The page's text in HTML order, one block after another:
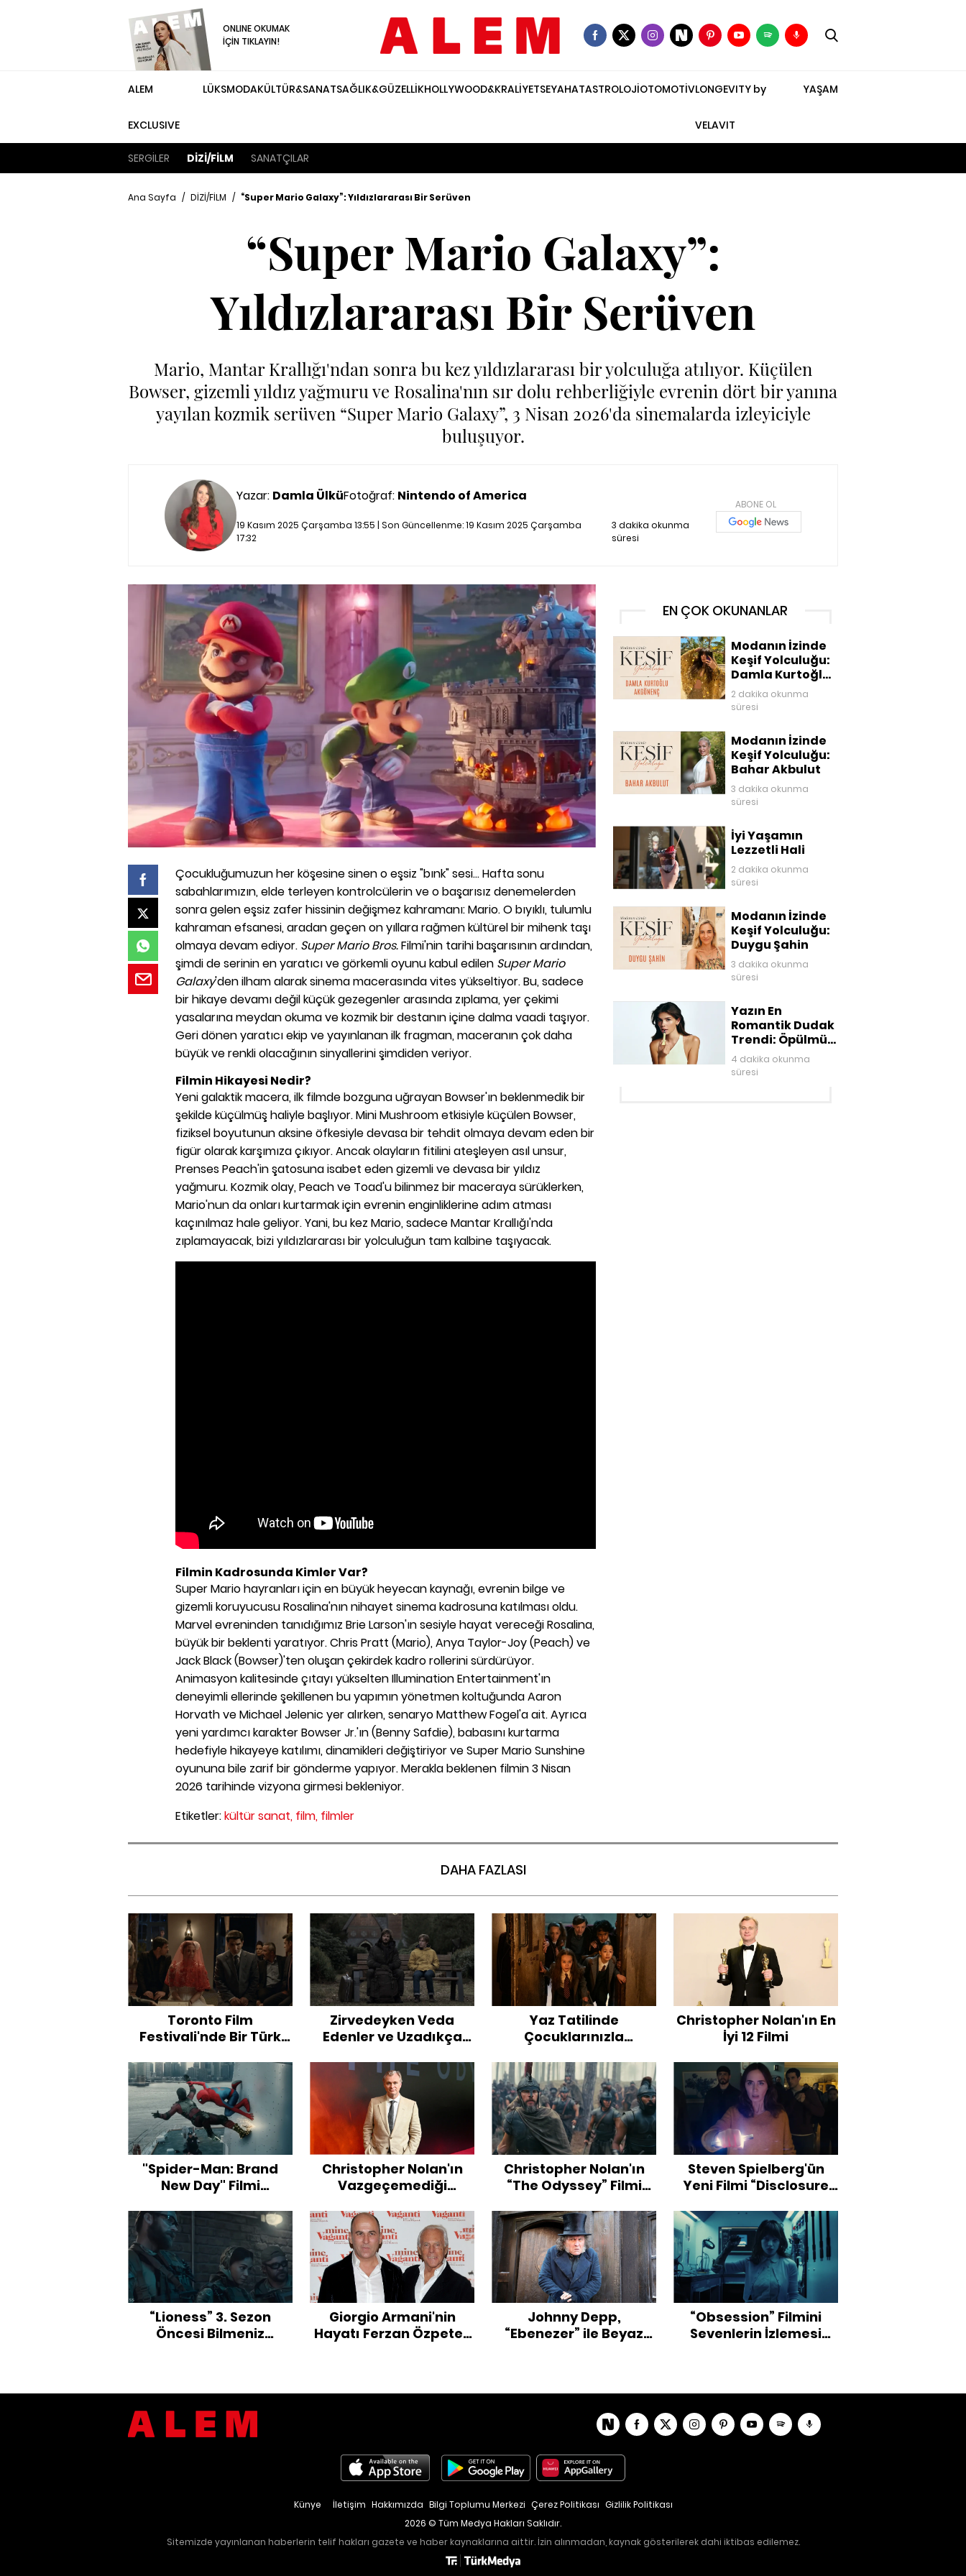
ONLINE OKUMAK
İÇİN TIKLAYIN!
ALEM
EXCLUSIVE
LÜKSMODAKÜLTÜR&SANATSAĞLIK&GÜZELLİKHOLLYWOOD&KRALİYETSEYAHATASTROLOJİOTOMOTİVLONGEVITY by
VELAVIT
YAŞAM
SERGİLER DİZİ/FİLM SANATÇILAR
Ana Sayfa / DİZİ/FİLM / “Super Mario Galaxy”: Yıldızlararası Bir Serüven
“Super Mario Galaxy”:
Yıldızlararası Bir Serüven
Mario, Mantar Krallığı'ndan sonra bu kez yıldızlararası bir yolculuğa atılıyor. Küçülen
Bowser, gizemli yıldız yağmuru ve Rosalina'nın sır dolu rehberliğiyle evrenin dört bir yanına
yayılan kozmik serüven “Super Mario Galaxy”, 3 Nisan 2026'da sinemalarda izleyiciyle
buluşuyor.
Yazar: Damla ÜlküFotoğraf: Nintendo of America
19 Kasım 2025 Çarşamba 13:55 | Son Güncellenme:19 Kasım 2025 Çarşamba
17:32
3 dakika okunma
süresi
ABONE OL
Çocukluğumuzun her köşesine sinen o eşsiz "bınk" sesi... Hafta sonu
sabahlarımızın, elde terleyen kontrolcülerin ve o başarısız denemelerden
sonra gelen eşsiz zafer hissinin değişmez kahramanı: Mario. O bıyıklı, tulumlu
kahraman efsanesi, aradan geçen on yıllara rağmen kültürel bir mihenk taşı
olmaya devam ediyor. Super Mario Bros.Filmi'nin tarihi başarısının ardından,
şimdi de serinin en yaratıcı ve görkemli oyunu kabul edilen Super Mario
Galaxy'den ilham alarak sinema macerasında vites yükseltiyor. Bu, sadece
bir hikaye devamı değil küçük gezegenler arasında zıplama, yer çekimi
yasalarına meydan okuma ve kozmik bir destanın içine dalma vaadi taşıyor.
Geri dönen yaratıcı ekip ve yayınlanan ilk fragman, maceranın çok daha
büyük ve renkli olacağının sinyallerini şimdiden veriyor.
Filmin Hikayesi Nedir?
Yeni galaktik macera, ilk filmde bozguna uğrayan Bowser'ın beklenmedik bir
şekilde küçülmüş haliyle başlıyor. Mini Mushroom etkisiyle küçülen Bowser,
fiziksel boyutunun aksine öfkesiyle devasa bir tehdit olmaya devam eden bir
figür olarak karşımıza çıkıyor. Ancak olayların fitilini ateşleyen asıl unsur,
Prenses Peach'in şatosuna isabet eden gizemli ve devasa bir yıldız
yağmuru. Kozmik olay, Peach ve Toad'u bilinmez bir maceraya sürüklerken,
Mario'nun da onları kurtarmak için evrenin enginliklerine adım atması
kaçınılmaz hale geliyor. Yani, bu kez Mario, sadece Mantar Krallığı'nda
zıplamayacak, bizi yıldızlararası bir yolculuğun tam kalbine taşıyacak.
Filmin Kadrosunda Kimler Var?
Super Mariohayranları için en büyük heyecan kaynağı, evrenin bilge ve
gizemli koruyucusu Rosalina'nın nihayet sinema kadrosuna katılması oldu.
Marvel evreninden tanıdığımız Brie Larson'ın sesiyle hayat vereceği Rosalina,
büyük bir beklenti yaratıyor. Chris Pratt (Mario), Anya Taylor-Joy (Peach) ve
Jack Black (Bowser)'ten oluşan çekirdek kadro rollerini sürdürüyor.
Animasyon kalitesinde çıtayı yükselten Illumination Entertainment'ın
deneyimli ellerinde şekillenen bu yapımın yönetmen koltuğunda Aaron
Horvath ve Michael Jelenic yer alırken, senaryo Matthew Fogel'a ait. Ayrıca
yeni yardımcı karakter Bowser Jr.'ın (Benny Safdie), babasını kurtarma
hedefiyle hikayeye katılımı, dinamikleri değiştiriyor ve Super Mario Sunshine
oyununa bile zarif bir gönderme yapıyor. Merakla beklenen filmin 3 Nisan
2026 tarihinde vizyona girmesi bekleniyor.
Etiketler:kültür sanat, film, filmler
EN ÇOK OKUNANLAR
Modanın İzinde
Keşif Yolculuğu:
Damla Kurtoğlu
Akgönenç
2 dakika okunma
süresi
Modanın İzinde
Keşif Yolculuğu:
Bahar Akbulut
3 dakika okunma
süresi
İyi Yaşamın
Lezzetli Hali
2 dakika okunma
süresi
Modanın İzinde
Keşif Yolculuğu:
Duygu Şahin
3 dakika okunma
süresi
Yazın En
Romantik Dudak
Trendi: Öpülmüş
Dudaklar
4 dakika okunma
süresi
DAHA FAZLASI
Toronto Film
Festivali'nde Bir Türk
Zirvedeyken Veda
Edenler ve Uzadıkça
Diziler
Yaz Tatilinde
Çocuklarınızla
Filmler
Christopher Nolan'ın En
İyi 12 Filmi
"Spider-Man: Brand
New Day" Filmi
Edilenler
Christopher Nolan'ın
Vazgeçemediği
Yeni Labirentler
Christopher Nolan'ın
“The Odyssey” Filmi
Steven Spielberg'ün
Yeni Filmi “Disclosure
“Lioness” 3. Sezon
Öncesi Bilmeniz
Giorgio Armani'nin
Hayatı Ferzan Özpetek
Johnny Depp,
“Ebenezer” ile Beyaz
“Obsession” Filmini
Sevenlerin İzlemesi
Künye İletişim Hakkımızda Bilgi Toplumu Merkezi Çerez Politikası Gizlilik Politikası
2026 © Tüm Medya Hakları Saklıdır.
Sitemizde yayınlanan haberlerin telif hakları gazete ve haber kaynaklarına aittir. İzin alınmadan, kaynak gösterilerek dahi iktibas edilemez.